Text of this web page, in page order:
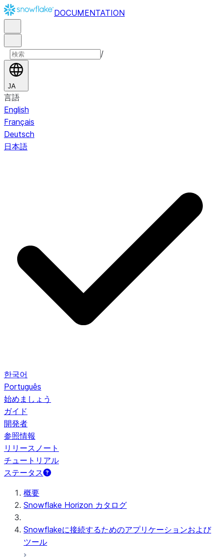
DOCUMENTATION
/
JA
言語
English
Français
Deutsch
日本語
한국어
Português
始めましょう
ガイド
開発者
参照情報
リリースノート
チュートリアル
ステータス
概要
Snowflake Horizon カタログ
Snowflakeに接続するためのアプリケーションおよび
ツール